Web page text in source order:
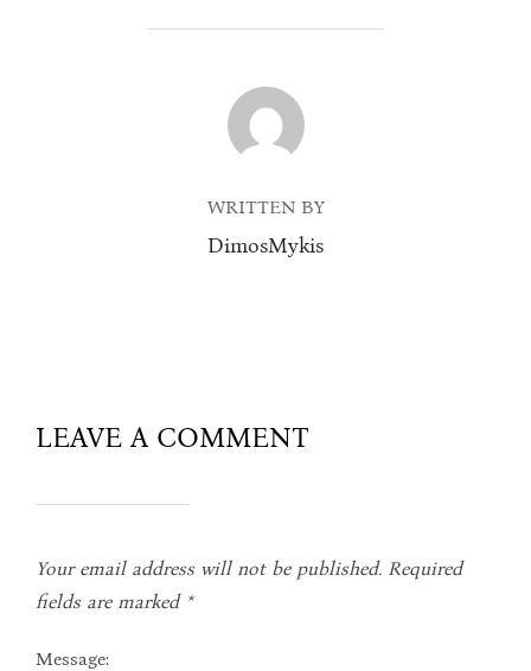
POST AUTHOR
WRITTEN BY
DimosMykis
LEAVE A COMMENT
Your email address will not be published. Required
fields are marked *
Message: